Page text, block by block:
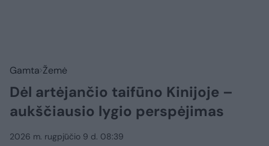
Gamta Žemė
Dėl artėjančio taifūno Kinijoje –
aukščiausio lygio perspėjimas
2026 m. rugpjūčio 9 d. 08:39